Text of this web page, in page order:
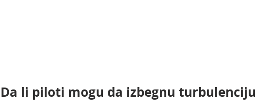
Da li piloti mogu da izbegnu